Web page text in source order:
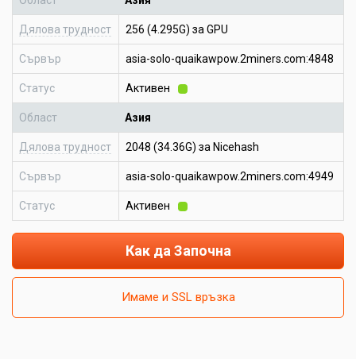
Дялова трудност 256 (4.295G) за GPU
Сървър asia-solo-quaikawpow.2miners.com:4848
Статус Активен
Област Азия
Дялова трудност 2048 (34.36G) за Nicehash
Сървър asia-solo-quaikawpow.2miners.com:4949
Статус Активен
Как да Започна
Имаме и SSL връзка